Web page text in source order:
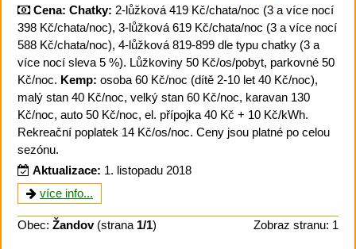
Cena: Chatky: 2-lůžková 419 Kč/chata/noc (3 a více nocí
398 Kč/chata/noc), 3-lůžková 619 Kč/chata/noc (3 a více nocí
588 Kč/chata/noc), 4-lůžková 819-899 dle typu chatky (3 a
více nocí sleva 5 %). Lůžkoviny 50 Kč/os/pobyt, parkovné 50
Kč/noc. Kemp: osoba 60 Kč/noc (dítě 2-10 let 40 Kč/noc),
malý stan 40 Kč/noc, velký stan 60 Kč/noc, karavan 130
Kč/noc, auto 50 Kč/noc, el. přípojka 40 Kč + 10 Kč/kWh.
Rekreační poplatek 14 Kč/os/noc. Ceny jsou platné po celou
sezónu.
Aktualizace: 1. listopadu 2018
více info...
Obec: Žandov(strana 1/1) Zobraz stranu: 1